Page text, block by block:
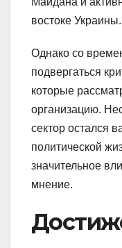
востоке Украины.
Однако со
подвергаться
которые
организацию.
сектор остался
политической
значительное
мнение.